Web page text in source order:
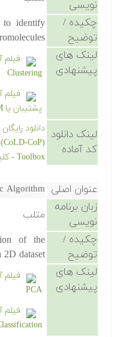
نویسی
چکیده /
توضیح
to identify
لینک های
پیشنهادی
فیلم
Clustering
فیلم
پشتیبان یا SVM در متلب
لینک دانلود
کد آماده
CoP)
Toolbox - کلیک کنید.
عنوان اصلی Algorithm
زبان برنامه
نویسی
متلب
چکیده /
توضیح
of the
dataset.
لینک های
پیشنهادی
فیلم
PCA
فیلم